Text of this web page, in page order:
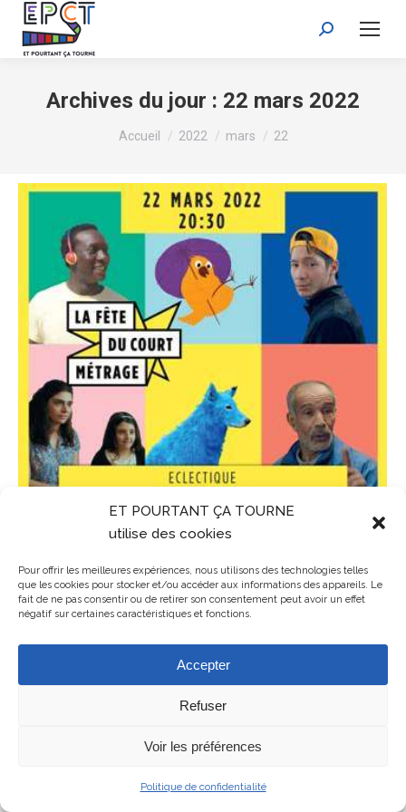
ET POURTANT ÇA TOURNE
utilise des cookies
Pour offrir les meilleures expériences, nous utilisons des technologies telles
que les cookies pour stocker et/ou accéder aux informations des appareils. Le
fait de ne pas consentir ou de retirer son consentement peut avoir un effet
négatif sur certaines caractéristiques et fonctions.
Accepter
Refuser
Voir les préférences
Politique de confidentialité
Recherche
Archives du jour : 22 mars 2022
Vous êtes ici :
Accueil 2022 mars 22
ET POURTANT ÇA TOURNE - association de cinéma en Balagne en